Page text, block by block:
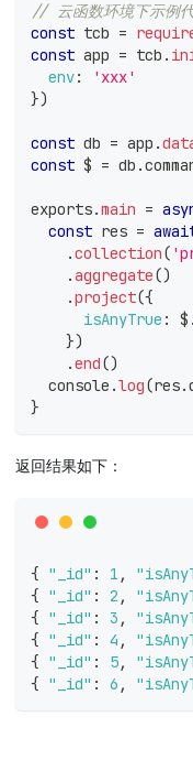
// 云函数环境下示例
const tcb =
const app = tcb .
env:
'xxx'
})
const db = app .
const $ = db .
exports.main =
const res =
.collection(
.aggregate()
.project({
isAnyTrue : $ .
})
.end()
console .log(res.
}
返回结果如下：
{ "_id" : 1 ,
{ "_id" : 2 ,
{ "_id" : 3 ,
{ "_id" : 4 ,
{ "_id" : 5,
{ "_id" : 6 ,